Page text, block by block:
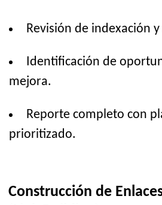
Revisión de indexación
Identificación de
mejora.
Reporte completo con
prioritizado.
Construcción de